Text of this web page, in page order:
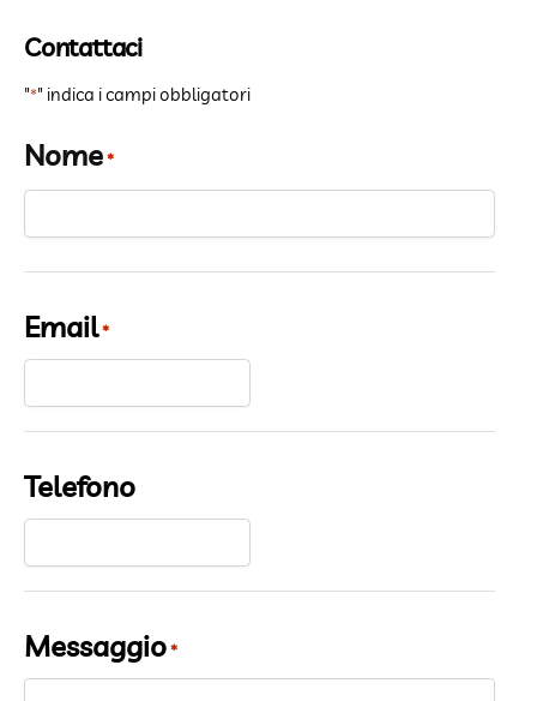
Contattaci
"*" indica i campi obbligatori
Nome *
Email *
Telefono
Messaggio *